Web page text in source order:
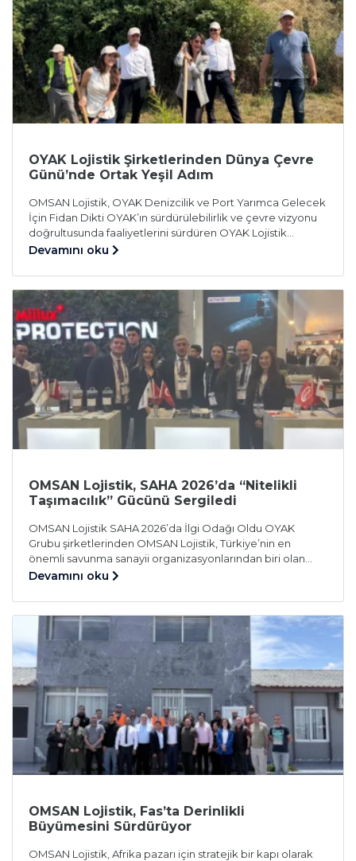
OYAK Lojistik Şirketlerinden Dünya Çevre
Günü’nde Ortak Yeşil Adım
OMSAN Lojistik, OYAK Denizcilik ve Port Yarımca Gelecek
İçin Fidan Dikti OYAK’ın sürdürülebilirlik ve çevre vizyonu
doğrultusunda faaliyetlerini sürdüren OYAK Lojistik
şirketleri, Dünya Çevre Günü kapsamında anlamlı bir
Liman İşletmeleri ve Port Yarımca çalışanları, çevre
bilincini güçlendirmek ve gelecek nesillere daha
yaşanabilir bir dünya bırakmak amacıyla düzenlenen […]
Devamını oku
OMSAN Lojistik, SAHA 2026’da “Nitelikli
Taşımacılık” Gücünü Sergiledi
OMSAN Lojistik SAHA 2026’da İlgi Odağı Oldu OYAK
Grubu şirketlerinden OMSAN Lojistik, Türkiye’nin en
önemli savunma sanayii organizasyonlarından biri olan
SAHA 2026’da, OYAK Miilux standında yer alarak sektörün
yabancı firma ile görüşmeler gerçekleştiren OMSAN,
özellikle yüksek hassasiyet gerektiren taşımacılık
alanındaki yetkinlikleriyle dikkati çekti. Savunma
sanayiinin ulaştığı […]
Devamını oku
OMSAN Lojistik, Fas’ta Derinlikli
Büyümesini Sürdürüyor
OMSAN Lojistik, Afrika pazarı için stratejik bir kapı olarak